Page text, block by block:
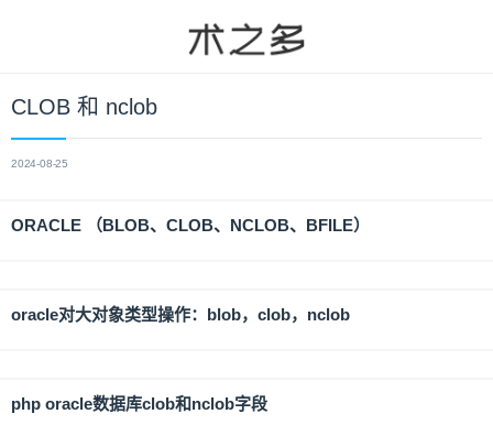
CLOB 和 nclob
2024-08-25
ORACLE （BLOB、CLOB、NCLOB、BFILE）
oracle对大对象类型操作：blob，clob，nclob
php oracle数据库clob和nclob字段